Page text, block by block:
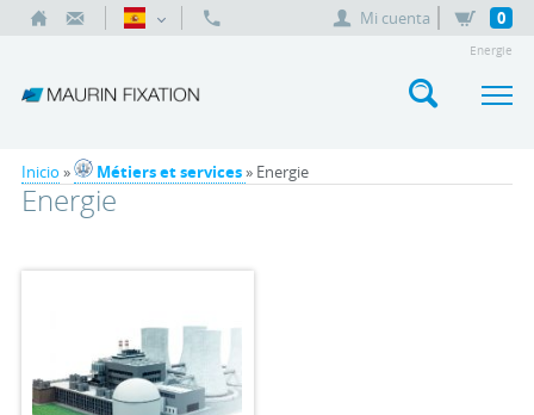
Mi cuenta 0
Energie
Inicio » Métiers et services» Energie
Energie